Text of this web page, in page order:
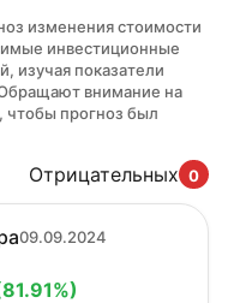
изменения стоимости
инвестиционные
изучая показатели
внимание на
чтобы прогноз был
Отрицательных 0
09.09.2024